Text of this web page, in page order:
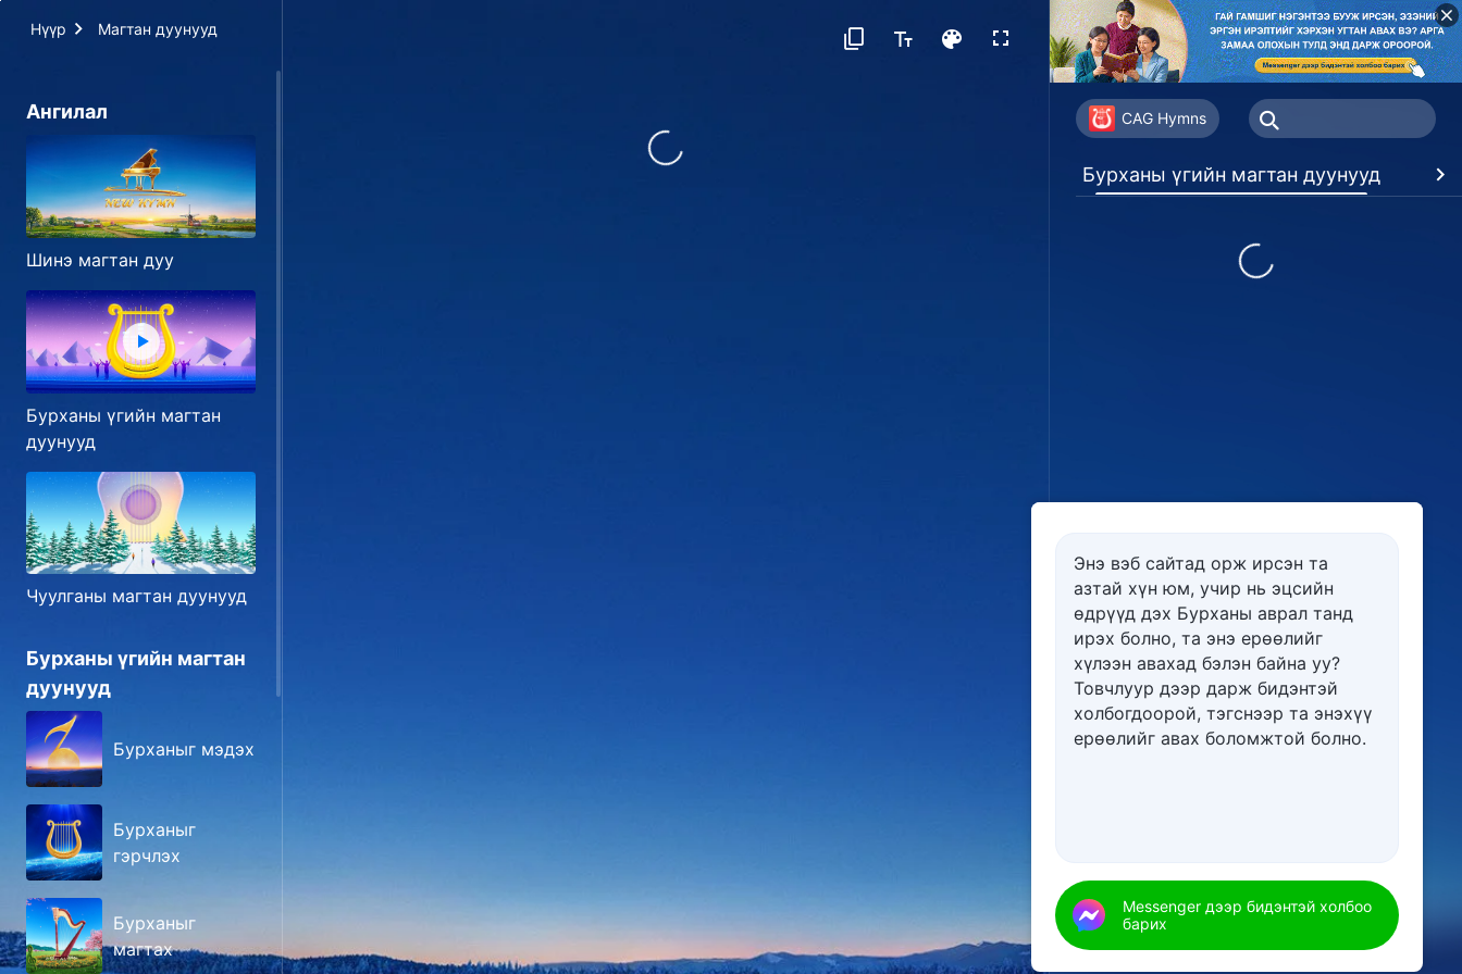
Нүүр Магтан дуунууд
Ангилал
Шинэ магтан дуу
Бурханы үгийн магтан
дуунууд
Чуулганы магтан дуунууд
Бурханы үгийн магтан
дуунууд
Бурханыг мэдэх
Бурханыг
гэрчлэх
Бурханыг
магтах
CAG Hymns
Бурханы үгийн магтан дуунууд
Энэ вэб сайтад орж ирсэн та
азтай хүн юм, учир нь эцсийн
өдрүүд дэх Бурханы аврал танд
ирэх болно, та энэ ерѳѳлийг
хүлээн авахад бэлэн байна уу?
Товчлуур дээр дарж бидэнтэй
холбогдоорой, тэгснээр та энэхүү
ерѳѳлийг авах боломжтой болно.
Messenger дээр бидэнтэй холбоо
барих